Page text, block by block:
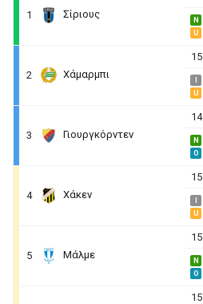
1 Σίριους N
U
2 Χάμαρμπι
15
U
3 Γιουργκόρντεν
14
N
O
4 Χάκεν
15
U
5 Μάλμε
15
N
O
15